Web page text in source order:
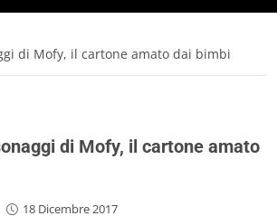
di Mofy, il cartone amato dai bimbi
di Mofy, il cartone amato
18 Dicembre 2017